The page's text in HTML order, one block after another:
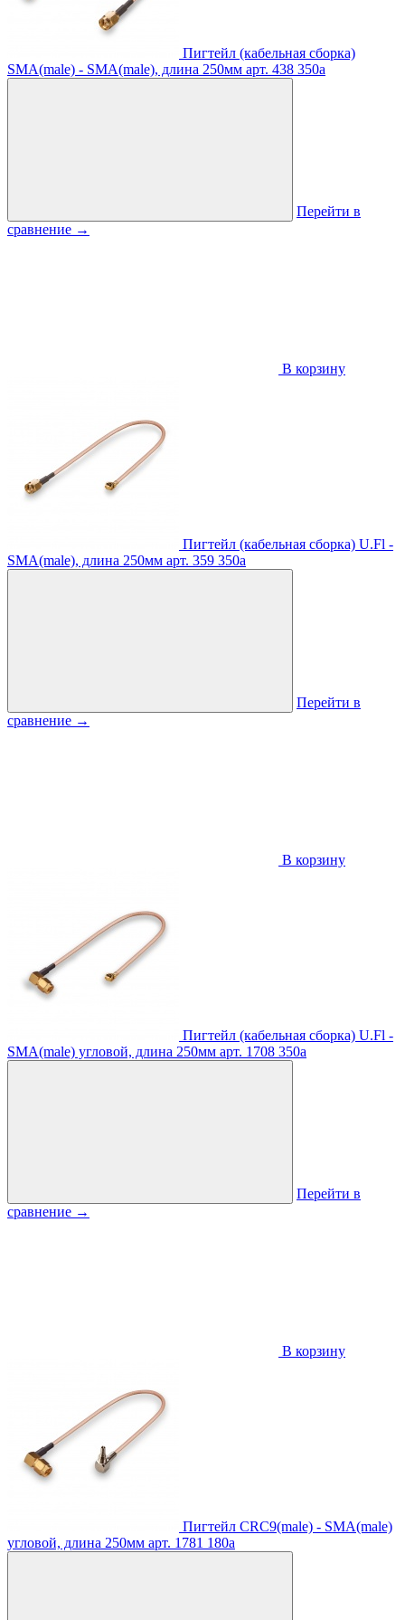
Пигтейл (кабельная сборка)
SMA(male) - SMA(male), длина 250мм арт. 438 350a
Перейти в
сравнение →
В корзину
Пигтейл (кабельная сборка) U.Fl -
SMA(male), длина 250мм арт. 359 350a
Перейти в
сравнение →
В корзину
Пигтейл (кабельная сборка) U.Fl -
SMA(male) угловой, длина 250мм арт. 1708 350a
Перейти в
сравнение →
В корзину
Пигтейл CRC9(male) - SMA(male)
угловой, длина 250мм арт. 1781 180a